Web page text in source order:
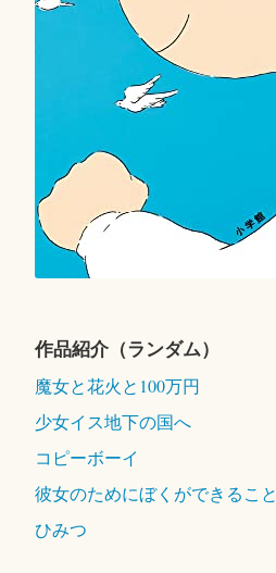
作品紹介（ランダム）
魔女と花火と100万円
少女イス地下の国へ
コピーボーイ
彼女のためにぼくができること
ひみつ